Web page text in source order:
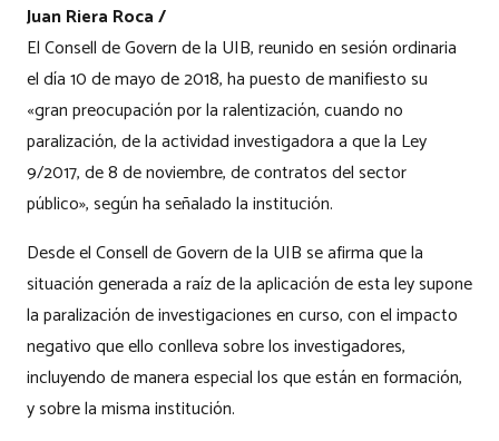
Juan Riera Roca /
El Consell de Govern de la UIB, reunido en sesión ordinaria
el día 10 de mayo de 2018, ha puesto de manifiesto su
«gran preocupación por la ralentización, cuando no
paralización, de la actividad investigadora a que la Ley
9/2017, de 8 de noviembre, de contratos del sector
público», según ha señalado la institución.
Desde el Consell de Govern de la UIB se afirma que la
situación generada a raíz de la aplicación de esta ley supone
la paralización de investigaciones en curso, con el impacto
negativo que ello conlleva sobre los investigadores,
incluyendo de manera especial los que están en formación,
y sobre la misma institución.